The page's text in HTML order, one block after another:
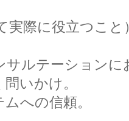
実際に役立つこと
サルテーションに
いかけ。
への信頼。